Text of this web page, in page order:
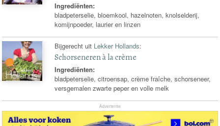
Ingrediënten:
bladpeterselie, bloemkool, hazelnoten, knolselderij,
komijnpoeder, laurier en linzen
Bijgerecht uit Lekker Hollands:
Schorseneren à la crème
Ingrediënten:
bladpeterselie, citroensap, crème fraîche, schorseneer,
versgemalen zwarte peper en volle melk
Advertentie